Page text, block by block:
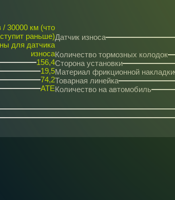
/ 30000 км (что
раньше)
для датчика
износа
156,4
19,5
74,2
ATE
Датчик износа
Количество тормозных колодок
Сторона установки
Материал фрикционной накладки
Товарная линейка
Количество на автомобиль